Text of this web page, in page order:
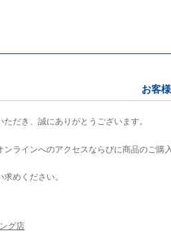
お客
だき、誠にありがとうございます。
ラインへのアクセスならびに商品のご購
めください。
グ店